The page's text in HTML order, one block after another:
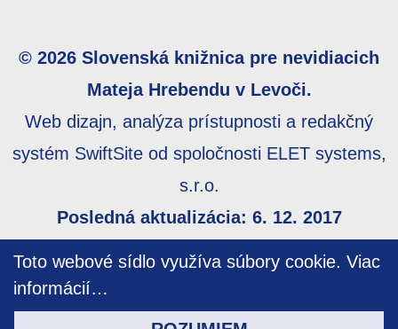
Toto webové sídlo využíva súbory cookie. Viac
informácií…
© 2026 Slovenská knižnica pre nevidiacich
Mateja Hrebendu v Levoči.
Web dizajn, analýza prístupnosti a redakčný
systém SwiftSite od spoločnosti ELET systems,
s.r.o.
Posledná aktualizácia: 6. 12. 2017
prístupnosti